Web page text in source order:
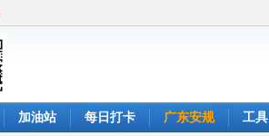
加油站 每日打卡 广东安规 工具